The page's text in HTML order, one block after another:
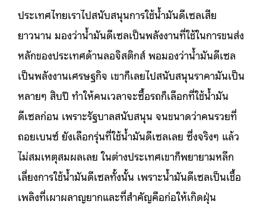
ประเทศไทยเราไปสนับสนุนการใช้น้ำมันดีเซลเสีย
ยาวนาน มองว่าน้ำมันดีเซลเป็นพลังงานที่ใช้ในการขนส่ง
หลักของประเทศด้านลอจิสติกส์ พอมองว่าน้ำมันดีเซล
เป็นพลังงานเศรษฐกิจ เขาก็เลยไปสนับสนุนราคามันเป็น
หลายๆ สิบปี ทำให้คนเวลาจะซื้อรถก็เลือกที่ใช้น้ำมัน
ดีเซลก่อน เพราะรัฐบาลสนับสนุน จนขนาดว่าคนรวยที่
ถอยเบนซ์ ยังเลือกรุ่นที่ใช้น้ำมันดีเซลเลย ซึ่งจริงๆ แล้ว
ไม่สมเหตุสมผลเลย ในต่างประเทศเขาก็พยายามหลีก
เลี่ยงการใช้น้ำมันดีเซลทั้งนั้น เพราะน้ำมันดีเซลเป็นเชื้อ
เพลิงที่เผาผลาญยากและที่สำคัญคือก่อให้เกิดฝุ่น